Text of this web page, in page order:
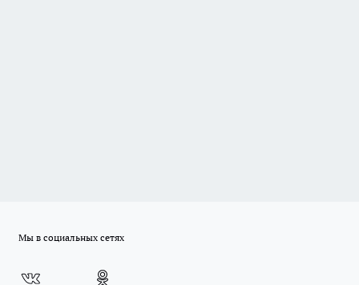
Мы в социальных сетях